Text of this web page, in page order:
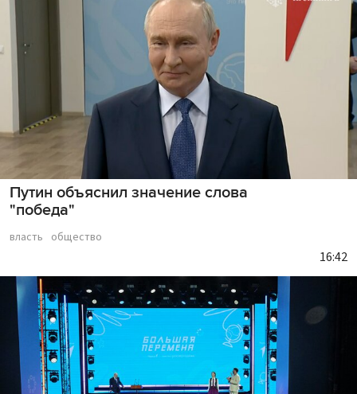
Путин объяснил значение слова
"победа"
власть общество
16:42